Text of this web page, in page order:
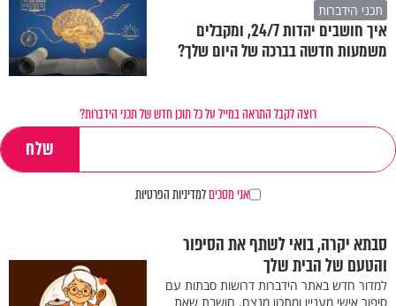
תכני הידברות
איך חושבים יהדות 24/7, ומקבלים
משמעות חדשה בברכה של היום שלך?
רוצה לקבל התראה במייל על כל תוכן חדש של תכני הידברות?
אני מסכיםלמדיניות הפרטיות
סבתא יקרה, בואי לשתף את הסיפור
והטעם של הבית שלך
למדור חדש באתר הידברות דרושות סבתות עם
סיפור אישי מעניין ומתכון מנצח. חושבת שאת